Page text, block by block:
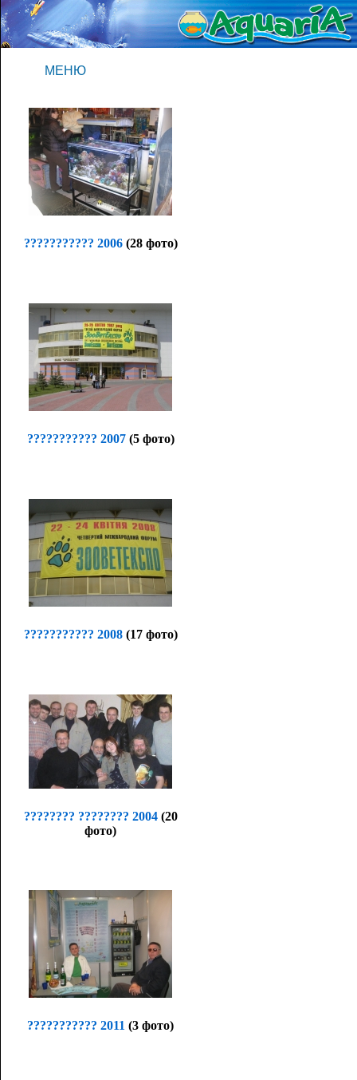
МЕНЮ
??????????? 2006 (28 фото)
??????????? 2007 (5 фото)
??????????? 2008 (17 фото)
???????? ???????? 2004 (20
фото)
??????????? 2011 (3 фото)